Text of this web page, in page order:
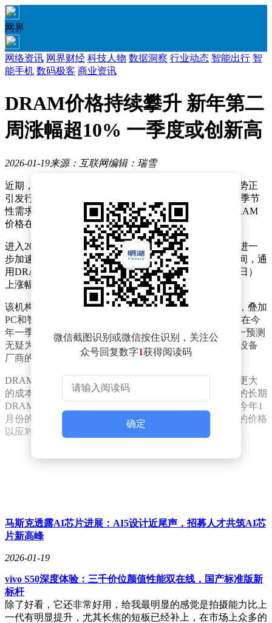
网界
网络资讯 网界财经 科技人物 数据洞察 行业动态 智能出行 智
能手机 数码极客 商业资讯
DRAM价格持续攀升 新年第二
周涨幅超10% 一季度或创新高
2026-01-19来源：互联网编辑：瑞雪
近期，DRAM市场价格呈现出持续攀升的态势，这一趋势正
引发行业广泛关注。据外媒披露，受智能手机、PC市场季节
性需求波动以及人工智能领域需求激增的共同推动，DRAM
价格在去年下半年已出现显著上涨。
进入2026年后，DRAM价格的上涨势头并未减弱，反而进一
步加速。市场研究机构的数据显示，在1月7日至13日期间，通
用DRAM价格较此前一周（2025年12月31日至今年1月6日）
上涨幅度超过10%，显示出强劲的上涨动能。
该机构进一步预测，随着人工智能领域需求的持续增长，叠加
PC和智能手机市场的需求高峰，通用DRAM的合约价格在今
年一季度或将迎来大幅上涨，预计涨幅将超过60%。这一预测
无疑为DRAM市场注入了更多不确定性，也引发了终端设备
厂商的担忧。
DRAM价格的持续上涨，对终端设备厂商而言，意味着更大
的成本压力。以苹果为例，据外媒报道，苹果此前签订的长期
DRAM供应协议即将到期。在价格上涨的背景下，苹果今年1
月份的采购价格很可能面临上调，供应商或将要求更高的价格
以应对成本上升。
微信截图识别或微信按住识别，关注公
众号回复数字1获得阅读码
确定
马斯克透露AI芯片进展：AI5设计近尾声，招募人才共筑AI芯
片新高峰
2026-01-19
vivo S50深度体验：三千价位颜值性能双在线，国产标准版新
标杆
除了好看，它还非常好用，给我最明显的感觉是拍摄能力比上
一代有明显提升，尤其长焦的短板已经补上，在市场上众多的